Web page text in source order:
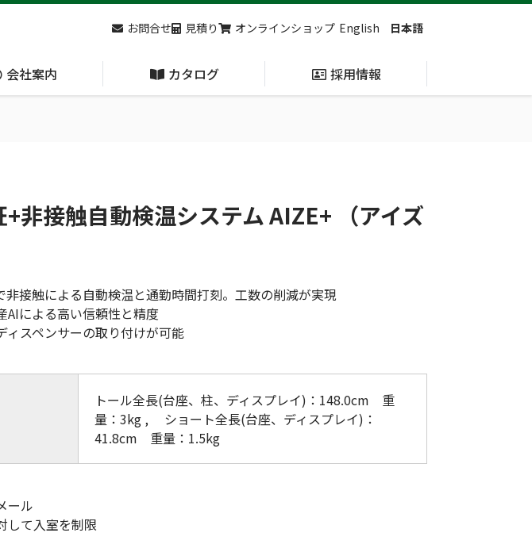
お問合せ 見積り オンラインショップ English 日本語
Hemorrhage)
循環管理
見る
ダマスカス製品カタログ（日本語版） 総合カタログ掲載のお知らせ
会社案内 カタログ 採用情報
非接触自動検温システム AIZE+ （アイズ
非接触による自動検温と通勤時間打刻。工数の削減が実現
AIによる高い信頼性と精度
ィスペンサーの取り付けが可能
トール全長(台座、柱、ディスプレイ)：148.0cm 重
量：3kg , ショート全長(台座、ディスプレイ)：
41.8cm 重量：1.5kg
ール
して入室を制限